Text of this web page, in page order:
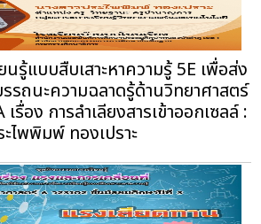
รู้แบบสืบเสาะหาความรู้ 5E เพื่อส่ง
รถนะความฉลาดรู้ด้านวิทยาศาสตร์
รื่อง การลำเลียงสารเข้าออกเซลล์ :
ะไพพิมพ์ ทองเปราะ